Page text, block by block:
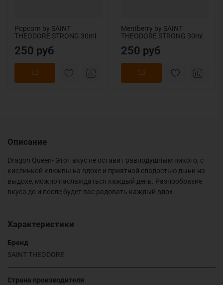
Popcorn by SAINT
THEODORE STRONG 30ml
250 руб
Mentberry by SAINT
THEODORE STRONG 30ml
250 руб
Описание
Dragon Queen- Этот вкус не оставит равнодушным никого, с
кислинкой клюквы на вдохе и приятной сладостью дыни на
выдохе, можно наслаждаться каждый день. Разнообразие
вкуса до и после будет вас радовать каждый вдох.
Характеристики
Бренд
SAINT THEODORE
Страна производителя